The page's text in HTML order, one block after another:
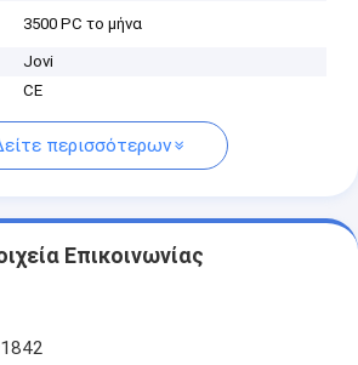
3500 PC το μήνα
Jovi
CE
περισσότερων
Επικοινωνίας